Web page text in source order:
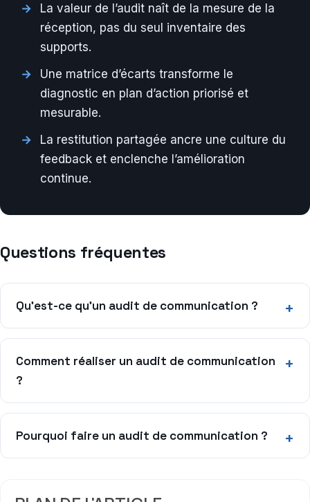
La valeur de l’audit naît de la mesure de la
réception, pas du seul inventaire des
supports.
Une matrice d’écarts transforme le
diagnostic en plan d’action priorisé et
mesurable.
La restitution partagée ancre une culture du
feedback et enclenche l’amélioration
continue.
Questions fréquentes
Qu’est-ce qu’un audit de communication ?
Comment réaliser un audit de communication
?
Pourquoi faire un audit de communication ?